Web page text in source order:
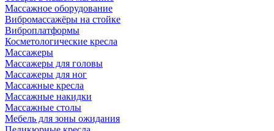
Массажное оборудование
Вибромассажёры на стойке
Виброплатформы
Косметологические кресла
Массажеры
Массажеры для головы
Массажеры для ног
Массажные кресла
Массажные накидки
Массажные столы
Мебель для зоны ожидания